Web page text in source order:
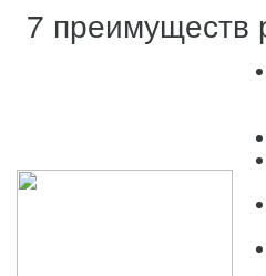
7 преимуществ